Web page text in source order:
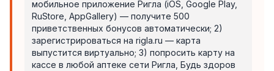
мобильное приложение Ригла (iOS, Google Play,
RuStore, AppGallery) — получите 500
приветственных бонусов автоматически; 2)
зарегистрироваться на rigla.ru — карта
выпустится виртуально; 3) попросить карту на
кассе в любой аптеке сети Ригла, Будь здоров